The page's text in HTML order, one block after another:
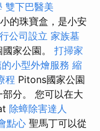
雙下巴醫美
的珠寶盒，是小安
公司設立 家族墓
家公園。 打掃家
小型外燴服務 縮
程 Pitons國家公園
分。 您可以在大
除蟑除害達人
點心 聖馬丁可以從